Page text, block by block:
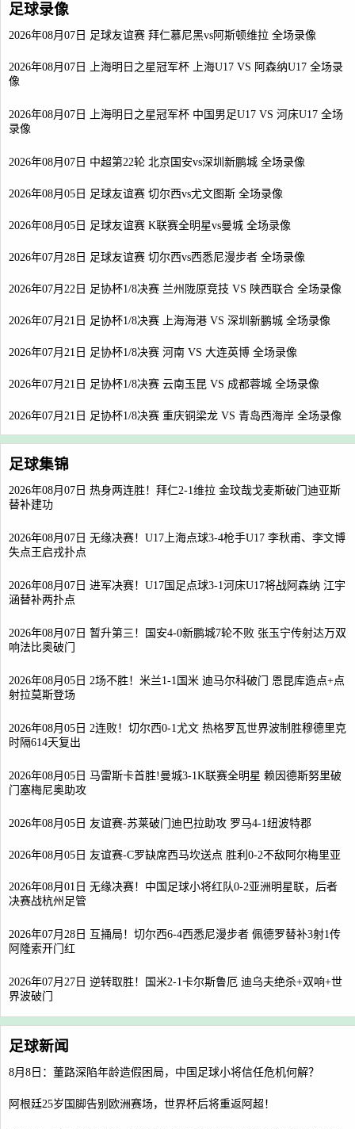
足球录像
2026年08月07日 足球友谊赛 拜仁慕尼黑vs阿斯顿维拉 全场录像
2026年08月07日 上海明日之星冠军杯 上海U17 VS 阿森纳U17 全场录
像
2026年08月07日 上海明日之星冠军杯 中国男足U17 VS 河床U17 全场
录像
2026年08月07日 中超第22轮 北京国安vs深圳新鹏城 全场录像
2026年08月05日 足球友谊赛 切尔西vs尤文图斯 全场录像
2026年08月05日 足球友谊赛 K联赛全明星vs曼城 全场录像
2026年07月28日 足球友谊赛 切尔西vs西悉尼漫步者 全场录像
2026年07月22日 足协杯1/8决赛 兰州陇原竞技 VS 陕西联合 全场录像
2026年07月21日 足协杯1/8决赛 上海海港 VS 深圳新鹏城 全场录像
2026年07月21日 足协杯1/8决赛 河南 VS 大连英博 全场录像
2026年07月21日 足协杯1/8决赛 云南玉昆 VS 成都蓉城 全场录像
2026年07月21日 足协杯1/8决赛 重庆铜梁龙 VS 青岛西海岸 全场录像
足球集锦
2026年08月07日 热身两连胜！拜仁2-1维拉 金玟哉戈麦斯破门迪亚斯
替补建功
2026年08月07日 无缘决赛！U17上海点球3-4枪手U17 李秋甫、李文博
失点王启戎扑点
2026年08月07日 进军决赛！U17国足点球3-1河床U17将战阿森纳 江宇
涵替补两扑点
2026年08月07日 暂升第三！国安4-0新鹏城7轮不败 张玉宁传射达万双
响法比奥破门
2026年08月05日 2场不胜！米兰1-1国米 迪马尔科破门 恩昆库造点+点
射拉莫斯登场
2026年08月05日 2连败！切尔西0-1尤文 热格罗瓦世界波制胜穆德里克
时隔614天复出
2026年08月05日 马雷斯卡首胜!曼城3-1K联赛全明星 赖因德斯努里破
门塞梅尼奥助攻
2026年08月05日 友谊赛-苏莱破门迪巴拉助攻 罗马4-1纽波特郡
2026年08月05日 友谊赛-C罗缺席西马坎送点 胜利0-2不敌阿尔梅里亚
2026年08月01日 无缘决赛！中国足球小将红队0-2亚洲明星联，后者
决赛战杭州足管
2026年07月28日 互捅局！切尔西6-4西悉尼漫步者 佩德罗替补3射1传
阿隆索开门红
2026年07月27日 逆转取胜！国米2-1卡尔斯鲁厄 迪乌夫绝杀+双响+世
界波破门
足球新闻
8月8日：董路深陷年龄造假困局，中国足球小将信任危机何解？
阿根廷25岁国脚告别欧洲赛场，世界杯后将重返阿超！